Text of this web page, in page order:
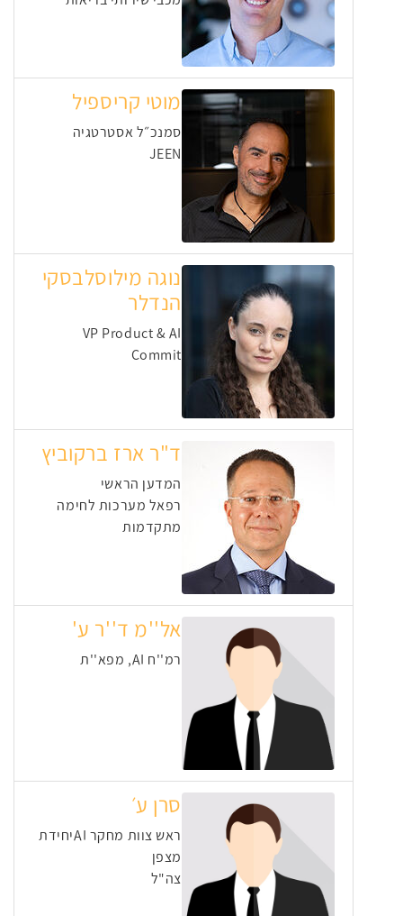
מוטי קריספיל
סמנכ״ל אסטרטגיה
JEEN
נוגה מילוסלבסקי
הנדלר
VP Product & AI
Commit
ד"ר ארז ברקוביץ
המדען הראשי
רפאל מערכות לחימה
מתקדמות
אל''מ ד''ר ע'
רמ''ח AI, מפא''ת
סרן ע׳
ראש צוות מחקר AIיחידת
מצפן
צה"ל